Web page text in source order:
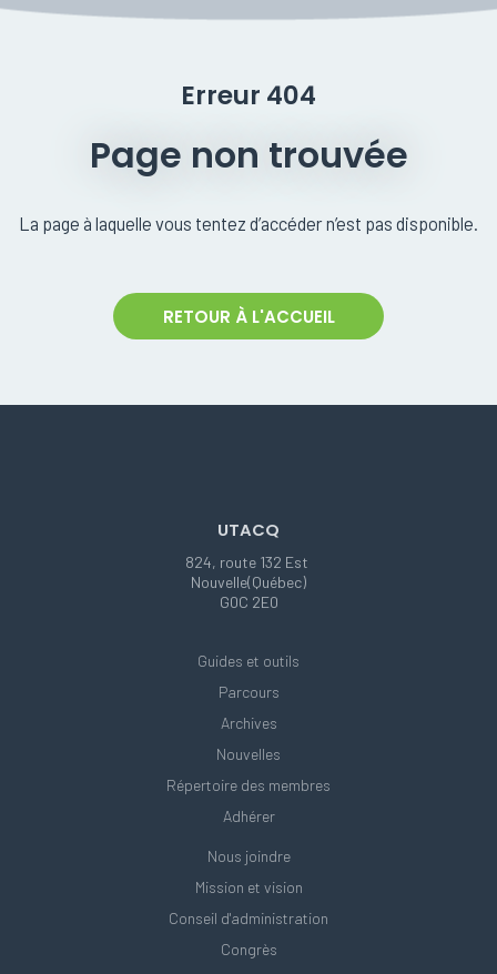
Erreur 404
Page non trouvée
La page à laquelle vous tentez d’accéder n’est pas disponible.
RETOUR À L'ACCUEIL
UTACQ
824, route 132 Est
Nouvelle(Québec)
G0C 2E0
Guides et outils
Parcours
Archives
Nouvelles
Répertoire des membres
Adhérer
Nous joindre
Mission et vision
Conseil d'administration
Congrès